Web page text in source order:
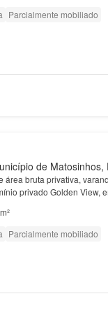
Parcialmente mobiliado
de Matosinhos,
área bruta privativa,
privado Golden View,
de 40 m2 a 129
Parcialmente mobiliado